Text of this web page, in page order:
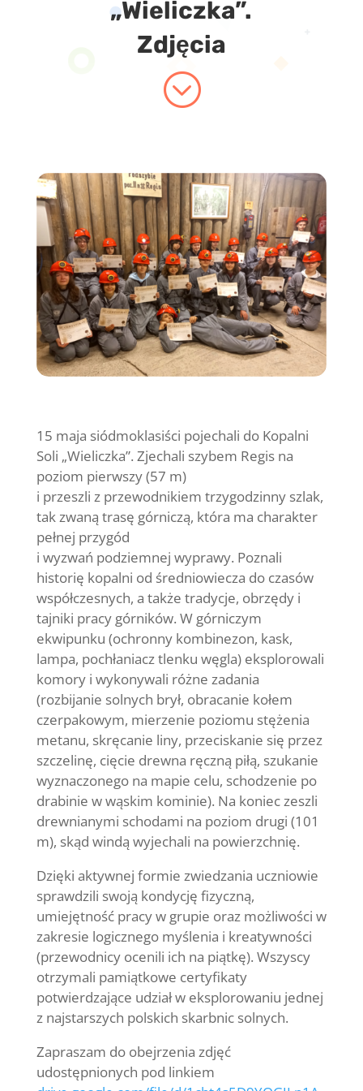
„Wieliczka”.
Zdjęcia
;
15 maja siódmoklasiści pojechali do Kopalni
Soli „Wieliczka”. Zjechali szybem Regis na
poziom pierwszy (57 m)
i przeszli z przewodnikiem trzygodzinny szlak,
tak zwaną trasę górniczą, która ma charakter
pełnej przygód
i wyzwań podziemnej wyprawy. Poznali
historię kopalni od średniowiecza do czasów
współczesnych, a także tradycje, obrzędy i
tajniki pracy górników. W górniczym
ekwipunku (ochronny kombinezon, kask,
lampa, pochłaniacz tlenku węgla) eksplorowali
komory i wykonywali różne zadania
(rozbijanie solnych brył, obracanie kołem
czerpakowym, mierzenie poziomu stężenia
metanu, skręcanie liny, przeciskanie się przez
szczelinę, cięcie drewna ręczną piłą, szukanie
wyznaczonego na mapie celu, schodzenie po
drabinie w wąskim kominie). Na koniec zeszli
drewnianymi schodami na poziom drugi (101
m), skąd windą wyjechali na powierzchnię.
Dzięki aktywnej formie zwiedzania uczniowie
sprawdzili swoją kondycję fizyczną,
umiejętność pracy w grupie oraz możliwości w
zakresie logicznego myślenia i kreatywności
(przewodnicy ocenili ich na piątkę). Wszyscy
otrzymali pamiątkowe certyfikaty
potwierdzające udział w eksplorowaniu jednej
z najstarszych polskich skarbnic solnych.
Zapraszam do obejrzenia zdjęć
udostępnionych pod linkiem